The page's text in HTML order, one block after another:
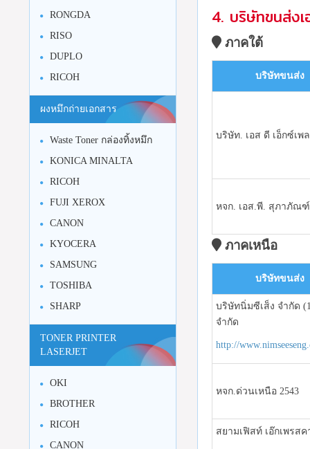
4. บริษัทขนส่งเ
ภาคใต้
บริษัทขนส่ง
บริษัท. เอส ดี เอ็กซ์เพ
หจก. เอส.พี. สุภาภัณ
ภาคเหนือ
บริษัทขนส่ง
บริษัทนิ่มซีเส็ง จำกัด
จำกัด
http://
หจก.ด่วนเหนือ 2543
สยามเฟิสท์ เอ๊กเพรสค
RONGDA
RISO
DUPLO
RICOH
ผงหมึกถ่ายเอกสาร
Waste Toner กล่องทิ้งหมึก
KONICA MINALTA
RICOH
FUJI XEROX
CANON
KYOCERA
SAMSUNG
TOSHIBA
SHARP
TONER PRINTER
LASERJET
OKI
BROTHER
RICOH
CANON